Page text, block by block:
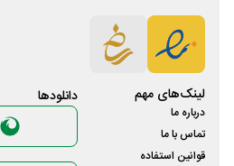
لینک‌های مهم
درباره ما
تماس با ما
قوانین استفاده
دانلود‌ها